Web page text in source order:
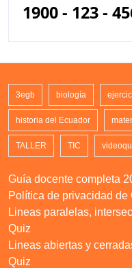
1900 - 123 -
3egb biología
historia del Ecuador
TALLER TIC
Guía docente completa
Política de privacidad de
Lineas paralelas,
Quiz
Lineas abiertas y
Quiz